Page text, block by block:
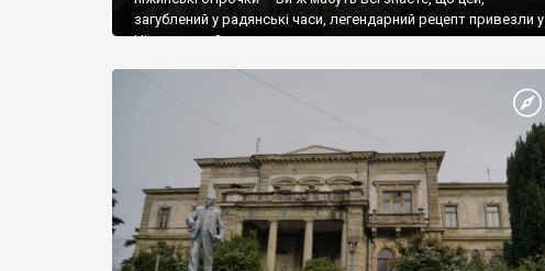
загублений у радянські часи, легендарний рецепт привезли у
Ніжин греки?